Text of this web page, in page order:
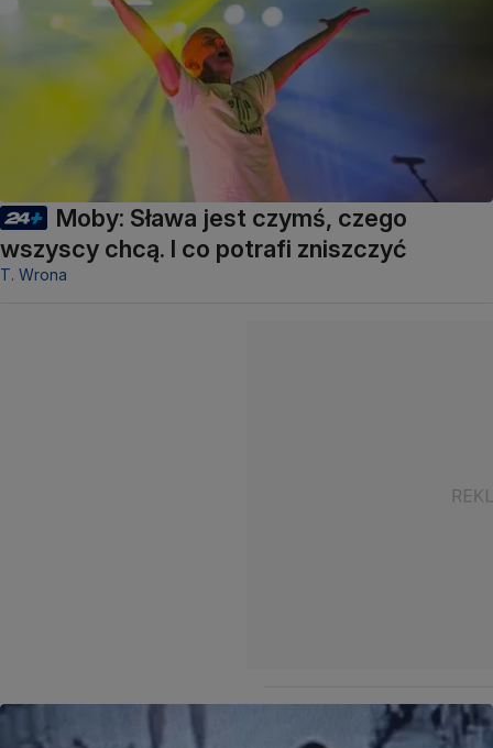
Moby: Sława jest czymś, czego
wszyscy chcą. I co potrafi zniszczyć
T. Wrona